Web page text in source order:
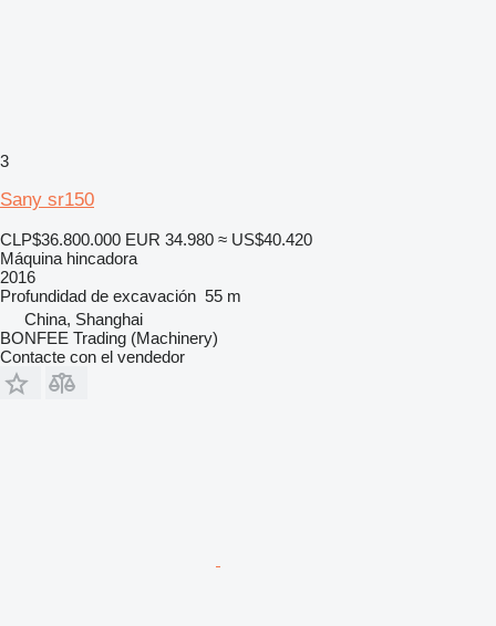
3
Sany sr150
CLP$36.800.000 EUR 34.980 ≈ US$40.420
Máquina hincadora
2016
Profundidad de excavación 55 m
China, Shanghai
BONFEE Trading (Machinery)
Contacte con el vendedor